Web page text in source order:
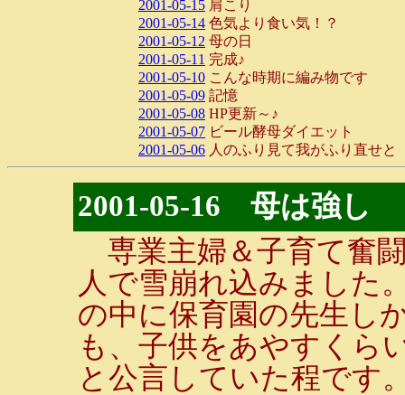
2001-05-15 肩こり
2001-05-14 色気より食い気！？
2001-05-12 母の日
2001-05-11 完成♪
2001-05-10 こんな時期に編み物です
2001-05-09 記憶
2001-05-08 HP更新～♪
2001-05-07 ビール酵母ダイエット
2001-05-06 人のふり見て我がふり直せと
2001-05-16 母は強し
専業主婦＆子育て奮
人で雪崩れ込みました
の中に保育園の先生し
も、子供をあやすくら
と公言していた程です